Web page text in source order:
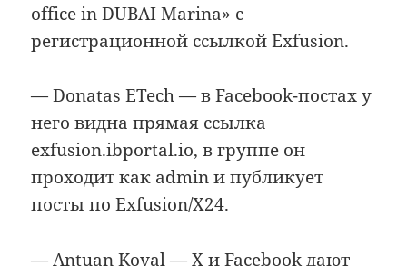
office in DUBAI Marina» с
регистрационной ссылкой Exfusion.
— Donatas ETech — в Facebook-постах у
него видна прямая ссылка
exfusion.ibportal.io, в группе он
проходит как admin и публикует
посты по Exfusion/X24.
— Antuan Koval — X и Facebook дают